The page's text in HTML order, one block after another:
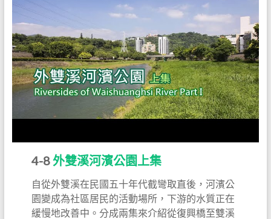
4-8外雙溪河濱公園上集
自從外雙溪在民國五十年代截彎取直後，河濱公
園變成為社區居民的活動場所，下游的水質正在
緩慢地改善中。分成兩集來介紹從復興橋至雙溪